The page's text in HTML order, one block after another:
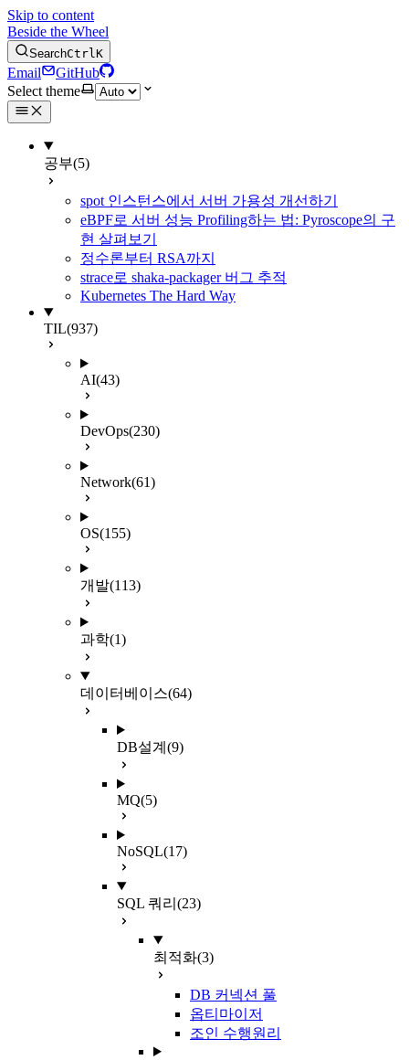
Skip to content
Beside the Wheel
SearchCtrlK
Email
GitHub
Select theme
공부(5)
spot 인스턴스에서 서버 가용성 개선하기
eBPF로 서버 성능 Profiling하는 법: Pyroscope의 구
현 살펴보기
정수론부터 RSA까지
strace로 shaka-packager 버그 추적
Kubernetes The Hard Way
TIL(937)
AI(43)
DevOps(230)
Network(61)
OS(155)
개발(113)
과학(1)
데이터베이스(64)
DB설계 (9)
MQ(5)
NoSQL(17)
SQL 쿼리 (23)
최적화(3)
DB 커넥션 풀
옵티마이저
조인 수행원리